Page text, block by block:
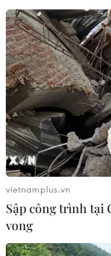
vietnamplus.vn
Sập công trình tại
vong